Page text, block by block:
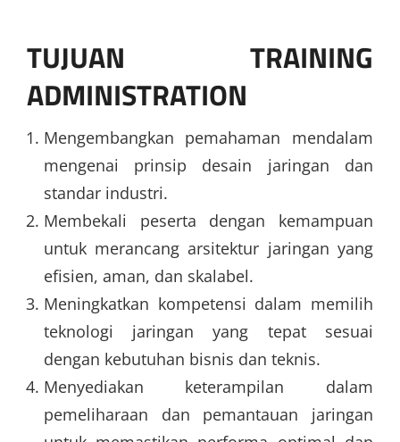
TUJUAN TRAINING
ADMINISTRATION
Mengembangkan pemahaman mendalam
mengenai prinsip desain jaringan dan
standar industri.
Membekali peserta dengan kemampuan
untuk merancang arsitektur jaringan yang
efisien, aman, dan skalabel.
Meningkatkan kompetensi dalam memilih
teknologi jaringan yang tepat sesuai
dengan kebutuhan bisnis dan teknis.
Menyediakan keterampilan dalam
pemeliharaan dan pemantauan jaringan